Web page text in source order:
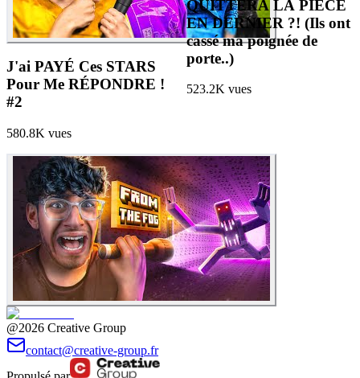
J'ai PAYÉ Ces STARS
Pour Me RÉPONDRE !
#2
580.8K vues
QUITTERA LA PIÈCE
EN DERNIER ?! (Ils ont
cassé ma poignée de
porte..)
523.2K vues
@2026 Creative Group
contact@creative-group.fr